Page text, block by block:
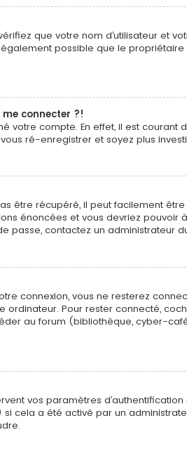
que votre nom d’utilisateur et
possible que le
connecter ?!
votre compte. En effet, il est
ré-enregistrer et soyez plus
être récupéré, il peut facilement
énoncées et vous devriez pouvoir
passe, contactez un administrateur
connexion, vous ne resterez
ordinateur. Pour rester connecté,
au forum (bibliothèque, cyber-
vos paramètres
cela a été activé par un